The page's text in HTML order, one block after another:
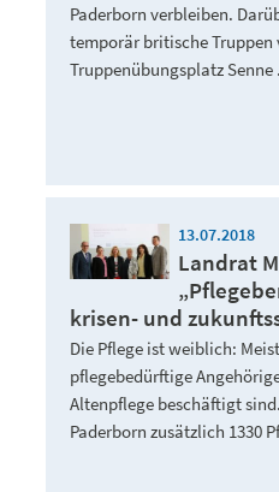
Paderborn verbleiben.
temporär britische Truppen
Truppenübungsplatz Senne
13.07.2018
Landrat
krisen- und
Die Pflege ist weiblich:
pflegebedürftige
Altenpflege beschäftigt
Paderborn zusätzlich 1330